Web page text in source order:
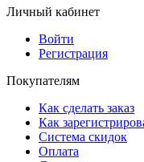
Личный кабинет
Войти
Регистрация
Покупателям
Как сделать заказ
Как
Система скидок
Оплата